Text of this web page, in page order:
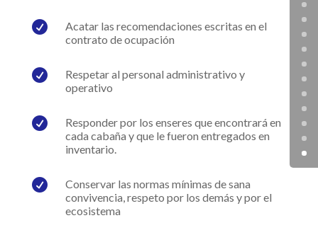

Acatar las recomendaciones escritas en el
contrato de ocupación

Respetar al personal administrativo y
operativo

Responder por los enseres que encontrará en
cada cabaña y que le fueron entregados en
inventario.

Conservar las normas mínimas de sana
convivencia, respeto por los demás y por el
ecosistema